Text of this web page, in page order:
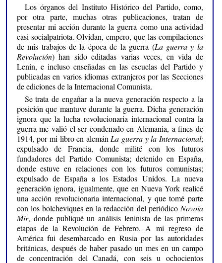
Los órganos del Instituto Histórico del Partido, como,
por otra parte, muchas otras publicaciones, tratan de
presentar mi acción durante la guerra como una actividad
casi socialpatriota. Olvidan, empero, que las compilaciones
de mis trabajos de la época de la guerra (La guerra y la
Revolución) han sido editadas varias veces, en vida de
Lenin, e incluso enseñadas en las escuelas del Partido y
publicadas en varios idiomas extranjeros por las Secciones
de ediciones de la Internacional Comunista.
Se trata de engañar a la nueva generación respecto a la
posición que mantuve durante la guerra. Dicha generación
ignora que la lucha revolucionaria internacional contra la
guerra me valió el ser condenado en Alemania, a fines de
1914, por mi libro en alemán La guerra y la Internacional;
expulsado de Francia, donde milité con los futuros
fundadores del Partido Comunista; detenido en España,
donde estuve en relaciones con los futuros comunistas;
expulsado de España a los Estados Unidos. La nueva
generación ignora, igualmente, que en Nueva York realicé
una acción revolucionaria internacional, y que tomé parte
con los bolcheviques en la redacción del periódico Novoia
Mir, donde publiqué un análisis leninista de las primeras
etapas de la Revolución de Febrero. A mi regreso de
América fui desembarcado en Rusia por las autoridades
británicas, después de haber pasado un mes en un campo
de concentración del Canadá, con seis u ochocientos